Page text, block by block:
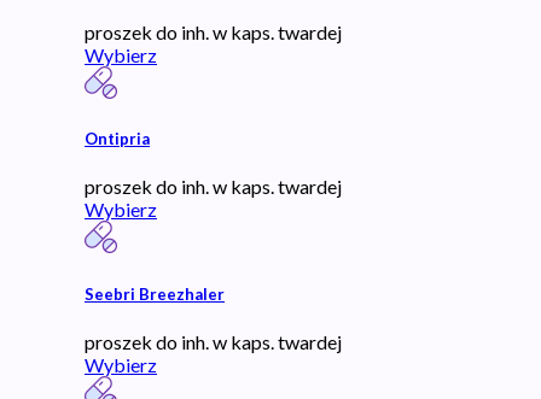
proszek do inh. w kaps. twardej
Wybierz
Ontipria
proszek do inh. w kaps. twardej
Wybierz
Seebri Breezhaler
proszek do inh. w kaps. twardej
Wybierz